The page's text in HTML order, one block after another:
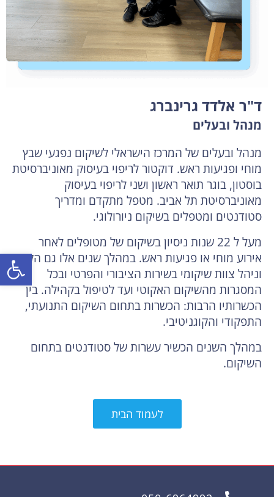
ד"ר אלדד גרינברג
מנהל ובעלים
מנהל ובעלים של המרכז הישראלי לשיקום נפגעי שבץ
מוחי ופגיעות ראש. דוקטור לריפוי בעיסוק מאוניברסיטת
בוסטון, בוגר תואר ראשון ושני לריפוי בעיסוק
מאוניברסיטת תל אביב. מטפל מתקדם ומדריך
סטודנטים ומטפלים בשיקום ניורולוגי.
מעל ל 22 שנות ניסיון בשיקום של מטופלים לאחר
אירוע מוחי או פגיעות ראש. במהלך שנים אלו גם הקים
וניהל צוות שיקומי בשירות הציבורי והפרטי ובכל
המסגרות מהשיקום האקוטי ועד לטיפול בקהילה. בין
הכשרותיו הרבות: הכשרות בתחום השיקום התנועתי,
התפקודי והקוגניטיבי.
במהלך השנים הכשיר עשרות של סטודנטים בתחום
השיקום.
לעמוד הבית